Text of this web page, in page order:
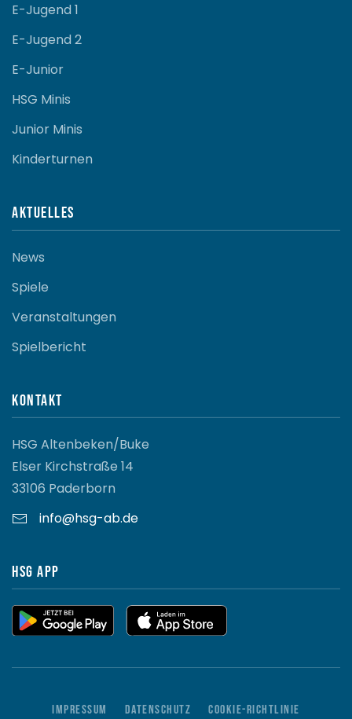
E-Jugend 1
E-Jugend 2
E-Junior
HSG Minis
Junior Minis
Kinderturnen
Aktuelles
News
Spiele
Veranstaltungen
Spielbericht
Kontakt
HSG Altenbeken/Buke
Elser Kirchstraße 14
33106 Paderborn
info@hsg-ab.de
HSG App
Impressum Datenschutz Cookie-Richtlinie